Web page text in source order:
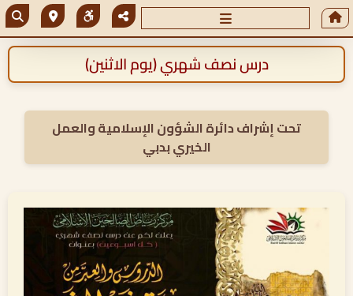
درس نصف شهري (يوم الاثنين)
تحت إشراف دائرة الشؤون الإسلامية والعمل
الخيري بدبي